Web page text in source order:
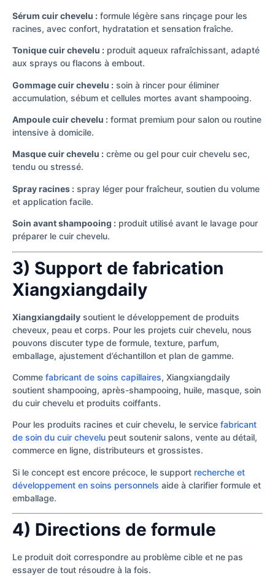
Sérum cuir chevelu : formule légère sans rinçage pour les
racines, avec confort, hydratation et sensation fraîche.
Tonique cuir chevelu : produit aqueux rafraîchissant, adapté
aux sprays ou flacons à embout.
Gommage cuir chevelu : soin à rincer pour éliminer
accumulation, sébum et cellules mortes avant shampooing.
Ampoule cuir chevelu : format premium pour salon ou routine
intensive à domicile.
Masque cuir chevelu : crème ou gel pour cuir chevelu sec,
tendu ou stressé.
Spray racines : spray léger pour fraîcheur, soutien du volume
et application facile.
Soin avant shampooing : produit utilisé avant le lavage pour
préparer le cuir chevelu.
3) Support de fabrication
Xiangxiangdaily
Xiangxiangdaily soutient le développement de produits
cheveux, peau et corps. Pour les projets cuir chevelu, nous
pouvons discuter type de formule, texture, parfum,
emballage, ajustement d’échantillon et plan de gamme.
Comme fabricant de soins capillaires, Xiangxiangdaily
soutient shampooing, après-shampooing, huile, masque, soin
du cuir chevelu et produits coiffants.
Pour les produits racines et cuir chevelu, le service fabricant
de soin du cuir chevelu peut soutenir salons, vente au détail,
commerce en ligne, distributeurs et grossistes.
Si le concept est encore précoce, le support recherche et
développement en soins personnels aide à clarifier formule et
emballage.
4) Directions de formule
Le produit doit correspondre au problème cible et ne pas
essayer de tout résoudre à la fois.